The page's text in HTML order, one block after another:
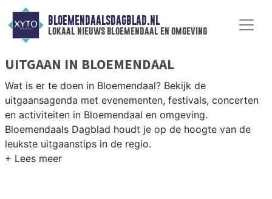
BLOEMENDAALSDAGBLAD.NL
lokaal nieuws bloemendaal en omgeving
UITGAAN IN BLOEMENDAAL
Wat is er te doen in Bloemendaal? Bekijk de
uitgaansagenda met evenementen, festivals, concerten
en activiteiten in Bloemendaal en omgeving.
Bloemendaals Dagblad houdt je op de hoogte van de
leukste uitgaanstips in de regio.